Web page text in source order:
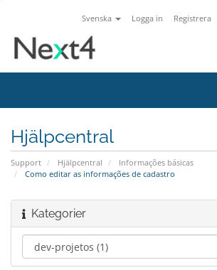
Svenska Logga in Registrera
Hjälpcentral
Support Hjälpcentral
Informações básicas
Como editar as informações de cadastro
Kategorier